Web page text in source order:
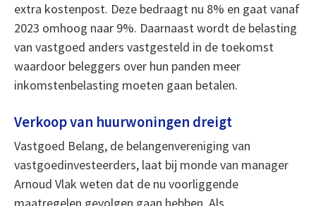
extra kostenpost. Deze bedraagt nu 8% en gaat vanaf
2023 omhoog naar 9%. Daarnaast wordt de belasting
van vastgoed anders vastgesteld in de toekomst
waardoor beleggers over hun panden meer
inkomstenbelasting moeten gaan betalen.
Verkoop van huurwoningen dreigt
Vastgoed Belang, de belangenvereniging van
vastgoedinvesteerders, laat bij monde van manager
Arnoud Vlak weten dat de nu voorliggende